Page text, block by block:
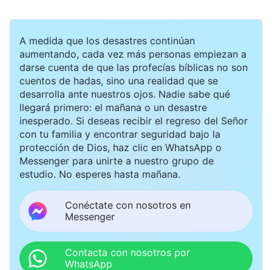
A medida que los desastres continúan
aumentando, cada vez más personas empiezan a
darse cuenta de que las profecías bíblicas no son
cuentos de hadas, sino una realidad que se
desarrolla ante nuestros ojos. Nadie sabe qué
llegará primero: el mañana o un desastre
inesperado. Si deseas recibir el regreso del Señor
con tu familia y encontrar seguridad bajo la
protección de Dios, haz clic en WhatsApp o
Messenger para unirte a nuestro grupo de
estudio. No esperes hasta mañana.
Conéctate con nosotros en
Messenger
Contacta con nosotros por
WhatsApp